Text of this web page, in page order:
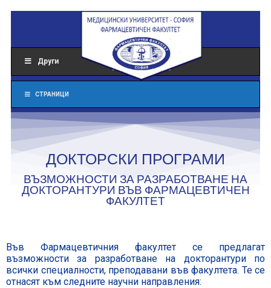
Други
СТРАНИЦИ
ДОКТОРСКИ ПРОГРАМИ
ВЪЗМОЖНОСТИ ЗА РАЗРАБОТВАНЕ НА
ДОКТОРАНТУРИ ВЪВ ФАРМАЦЕВТИЧЕН
ФАКУЛТЕТ
Във Фармацевтичния факултет се предлагат
възможности за разработване на докторантури по
всички специалности, преподавани във факултета. Те се
отнасят към следните научни направления: